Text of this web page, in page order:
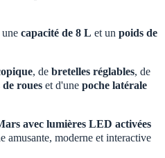
une capacité de 8 L et un poids de
, de bretelles réglables, de
roues et d'une poche latérale
avec lumières LED activées
amusante, moderne et interactive